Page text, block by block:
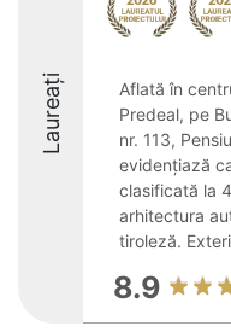
Laureați
Aflată în
Predeal, pe
nr. 113,
evidențiază
clasificată la
arhitectura
tiroleză.
8.9